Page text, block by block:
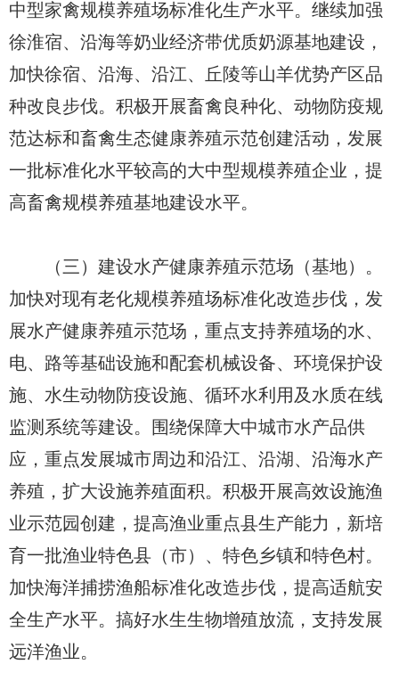
中型家禽规模养殖场标准化生产水平。继续加强
徐淮宿、沿海等奶业经济带优质奶源基地建设，
加快徐宿、沿海、沿江、丘陵等山羊优势产区品
种改良步伐。积极开展畜禽良种化、动物防疫规
范达标和畜禽生态健康养殖示范创建活动，发展
一批标准化水平较高的大中型规模养殖企业，提
高畜禽规模养殖基地建设水平。
（三）建设水产健康养殖示范场（基地）。
加快对现有老化规模养殖场标准化改造步伐，发
展水产健康养殖示范场，重点支持养殖场的水、
电、路等基础设施和配套机械设备、环境保护设
施、水生动物防疫设施、循环水利用及水质在线
监测系统等建设。围绕保障大中城市水产品供
应，重点发展城市周边和沿江、沿湖、沿海水产
养殖，扩大设施养殖面积。积极开展高效设施渔
业示范园创建，提高渔业重点县生产能力，新培
育一批渔业特色县（市）、特色乡镇和特色村。
加快海洋捕捞渔船标准化改造步伐，提高适航安
全生产水平。搞好水生生物增殖放流，支持发展
远洋渔业。